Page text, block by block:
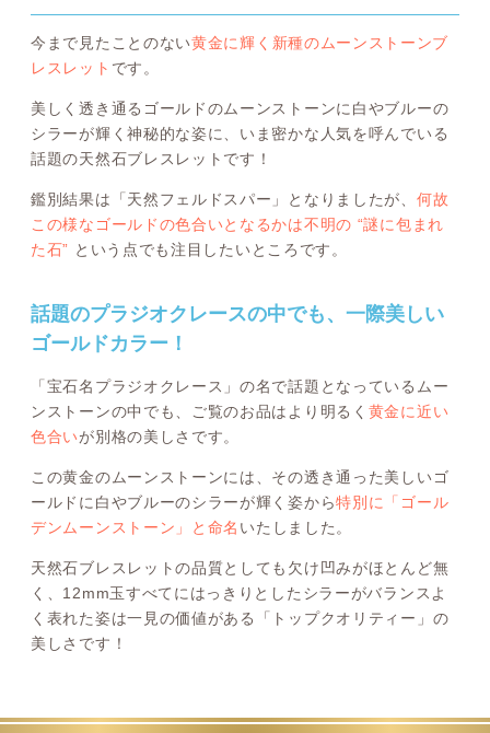
今まで見たことのない黄金に輝く新種のムーンストーンブ
レスレット です。
美しく透き通るゴールドのムーンストーンに白やブルーの
シラーが輝く神秘的な姿に、いま密かな人気を呼んでいる
話題の天然石ブレスレットです！
鑑別結果は「天然フェルドスパー」となりましたが、 何故
この様なゴールドの色合いとなるかは不明の “謎に包まれ
た石” という点でも注目したいところです。
話題のプラジオクレースの中でも、一際美しい
ゴールドカラー！
「宝石名プラジオクレース」の名で話題となっているムー
ンストーンの中でも、ご覧のお品はより明るく 黄金に近い
色合いが別格の美しさです。
この黄金のムーンストーンには、その透き通った美しいゴ
ールドに白やブルーのシラーが輝く姿から特別に「ゴール
デンムーンストーン」と命名 いたしました。
天然石ブレスレットの品質としても欠け凹みがほとんど無
く、12mm玉すべてにはっきりとしたシラーがバランスよ
く表れた姿は一見の価値がある「トップクオリティー」の
美しさです！